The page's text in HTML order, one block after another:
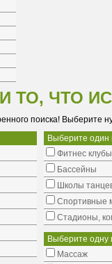
ТО, ЧТО
поиска! Выберите
Выберите
Фитнес клубы
Бассейны
Школы
Cпортивные
Стадионы,
Выберите одну
Массаж